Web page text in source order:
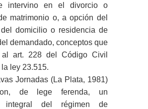
intervino en el divorcio o
matrimonio o, a opción del
domicilio o residencia de
demandado, conceptos que
al art. 228 del Código Civil
la ley 23.515.
Jornadas (La Plata, 1981)
de lege ferenda, un
integral del régimen de